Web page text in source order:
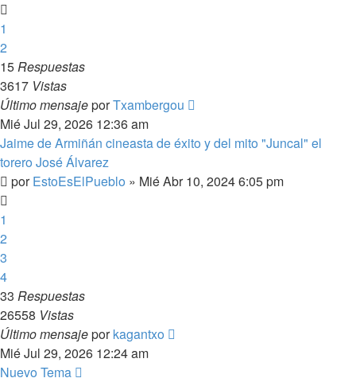
1
2
15Respuestas
3617 Vistas
Último mensajeporTxambergou
Mié Jul 29, 2026 12:36 am
Jaime de Armiñán cineasta de éxito y del mito "Juncal" el
torero José Álvarez
porEstoEsElPueblo » Mié Abr 10, 2024 6:05 pm
1
2
3
4
33 Respuestas
26558 Vistas
Último mensajeporkagantxo
Mié Jul 29, 2026 12:24 am
Nuevo Tema